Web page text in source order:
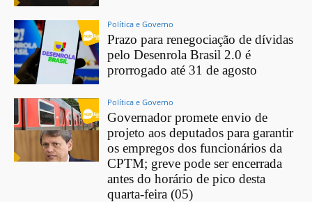
Política e Governo
Prazo para renegociação de dívidas
pelo Desenrola Brasil 2.0 é
prorrogado até 31 de agosto
Política e Governo
Governador promete envio de
projeto aos deputados para garantir
os empregos dos funcionários da
CPTM; greve pode ser encerrada
antes do horário de pico desta
quarta-feira (05)